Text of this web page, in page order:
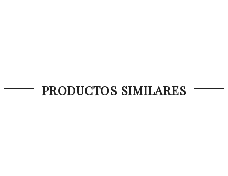
PRODUCTOS SIMILARES